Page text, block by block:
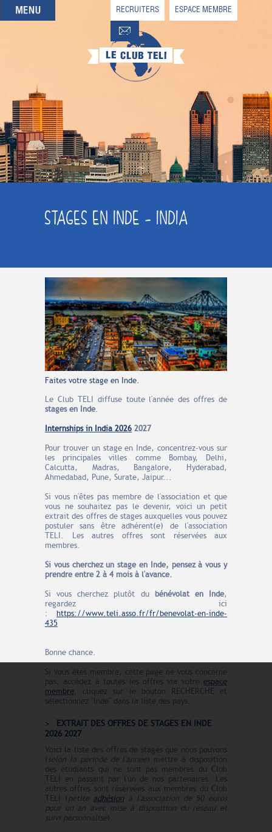
QUI SOMMES-NOUS
QUE CHERCHEZ-VOUS ?
NOS OFFRES PARTENAIRES
DEVENIR MEMBRE
RECRUITERS ESPACE MEMBRE
STAGES EN INDE - INDIA
Faites votre stage en Inde.
Le Club TELI diffuse toute l'année des offres de
stages en Inde.
Internships in India 2026 2027
Pour trouver un stage en Inde, concentrez-vous sur
les principales villes comme Bombay, Delhi,
Calcutta, Madras, Bangalore, Hyderabad,
Ahmedabad, Pune, Surate, Jaipur...
Si vous n'êtes pas membre de l'association et que
vous ne souhaitez pas le devenir, voici un petit
extrait des offres de stages auxquelles vous pouvez
postuler sans être adhérent(e) de l'association
TELI. Les autres offres sont réservées aux
membres.
Si vous cherchez un stage en Inde, pensez à vous y
prendre entre 2 à 4 mois à l'avance.
Si vous cherchez plutôt du bénévolat en Inde,
regardez ici
: https://www.teli.asso.fr/fr/benevolat-en-inde-
435
Bonne chance.
Si vous êtes membre, cette page ne vous concerne
pas, accédez à toutes les offres via votre espace
membre, cliquez sur le bouton RECHERCHE et
sélectionnez "Inde" dans la liste des pays.
EXTRAIT DES OFFRES DE STAGES EN INDE
2026 2027
Voici la liste des offres de stages que nous pouvons
(selon la période de l'année ) mettre à disposition
des étudiants qui ne sont pas membres du Club
TELI en passant par l'un de nos partenaires. Les
autres offres sont réservées aux membres du Club
TELI (petite adhésion à l'association de 50 euros
pour un an avec mise à disposition du réseau et
suivi personnalisé ).